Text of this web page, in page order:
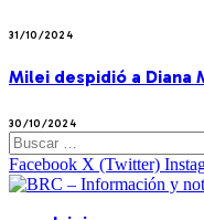
31/10/2024
Milei despidió a Diana
30/10/2024
Buscar:
Facebook X (Twitter)